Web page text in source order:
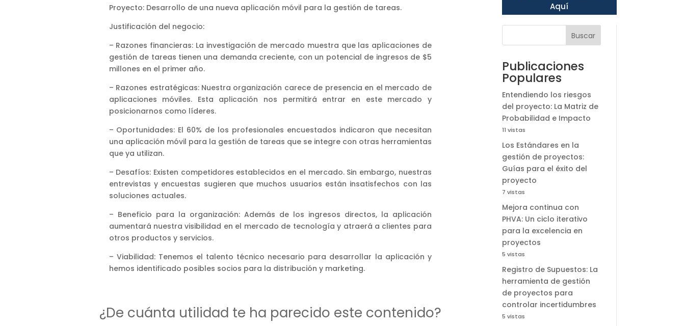
Proyecto: Desarrollo de una nueva aplicación móvil para la gestión de tareas.
Justificación del negocio:
– Razones financieras: La investigación de mercado muestra que las aplicaciones de
gestión de tareas tienen una demanda creciente, con un potencial de ingresos de $5
millones en el primer año.
– Razones estratégicas: Nuestra organización carece de presencia en el mercado de
aplicaciones móviles. Esta aplicación nos permitirá entrar en este mercado y
posicionarnos como líderes.
– Oportunidades: El 60% de los profesionales encuestados indicaron que necesitan
una aplicación móvil para la gestión de tareas que se integre con otras herramientas
que ya utilizan.
– Desafíos: Existen competidores establecidos en el mercado. Sin embargo, nuestras
entrevistas y encuestas sugieren que muchos usuarios están insatisfechos con las
soluciones actuales.
– Beneficio para la organización: Además de los ingresos directos, la aplicación
aumentará nuestra visibilidad en el mercado de tecnología y atraerá a clientes para
otros productos y servicios.
– Viabilidad: Tenemos el talento técnico necesario para desarrollar la aplicación y
hemos identificado posibles socios para la distribución y marketing.
¿De cuánta utilidad te ha parecido este contenido?
Aquí
Buscar
Publicaciones
Populares
Entendiendo los riesgos
del proyecto: La Matriz de
Probabilidad e Impacto
11 vistas
Los Estándares en la
gestión de proyectos:
Guías para el éxito del
proyecto
7 vistas
Mejora continua con
PHVA: Un ciclo iterativo
para la excelencia en
proyectos
5 vistas
Registro de Supuestos: La
herramienta de gestión
de proyectos para
controlar incertidumbres
5 vistas